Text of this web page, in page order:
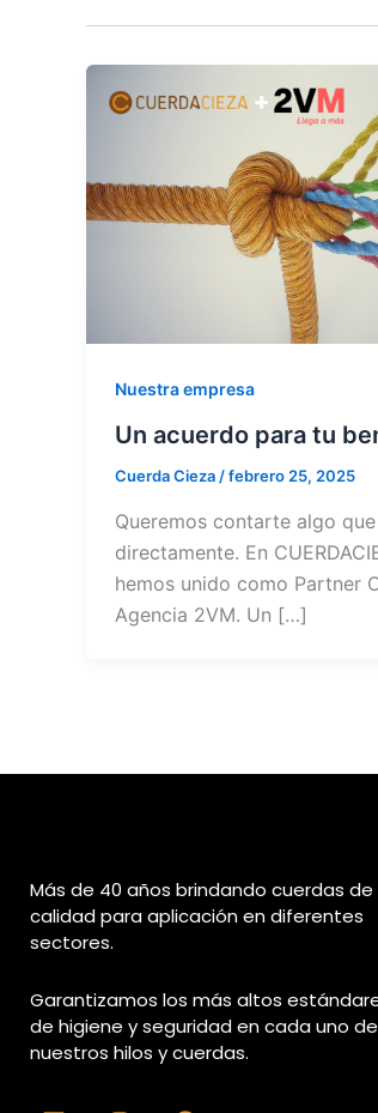
Nuestra empresa
Un acuerdo para tu
Cuerda Cieza /febrero 25, 2025
Queremos contarte algo
directamente. En
hemos unido como Partner
Agencia 2VM. Un […]
Más de 40 años brindando cuerdas de
calidad para aplicación en diferentes
sectores.
Garantizamos los más altos
de higiene y seguridad en cada uno de
nuestros hilos y cuerdas.